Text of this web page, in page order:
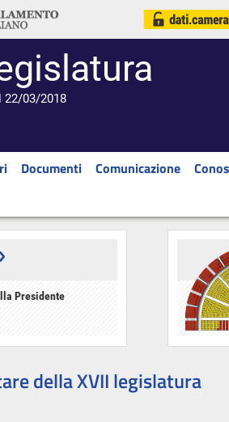
22/03/2018
Documenti Comunicazione
Presidente
della XVII legislatura